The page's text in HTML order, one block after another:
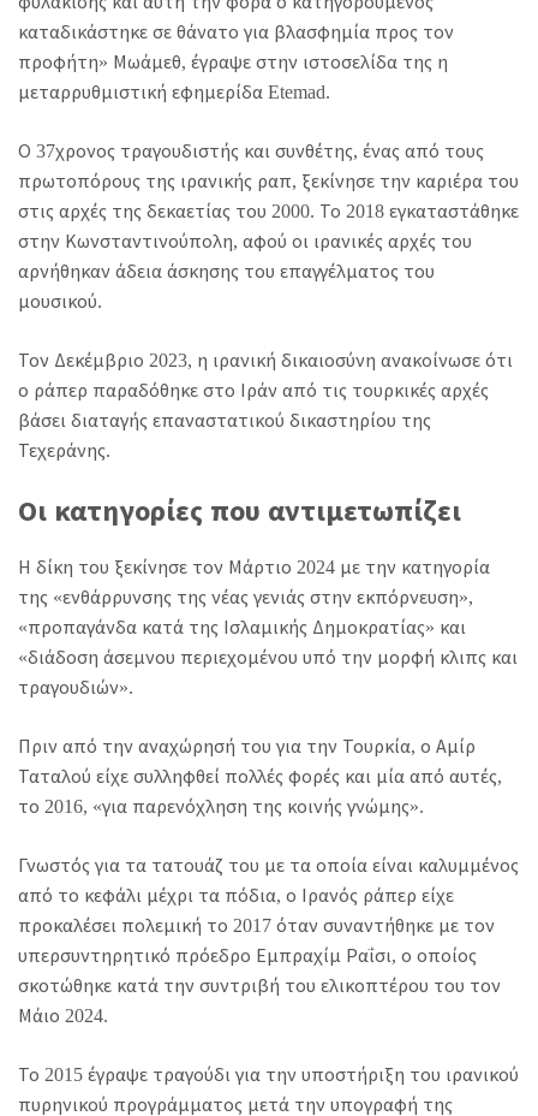
καταδικάστηκε σε θάνατο για βλασφημία προς τον
προφήτη» Μωάμεθ, έγραψε στην ιστοσελίδα της η
μεταρρυθμιστική εφημερίδα Etemad.
Ο 37χρονος τραγουδιστής και συνθέτης, ένας από τους
πρωτοπόρους της ιρανικής ραπ, ξεκίνησε την καριέρα του
στις αρχές της δεκαετίας του 2000. Το 2018 εγκαταστάθηκε
στην Κωνσταντινούπολη, αφού οι ιρανικές αρχές του
αρνήθηκαν άδεια άσκησης του επαγγέλματος του
μουσικού.
Τον Δεκέμβριο 2023, η ιρανική δικαιοσύνη ανακοίνωσε ότι
ο ράπερ παραδόθηκε στο Ιράν από τις τουρκικές αρχές
βάσει διαταγής επαναστατικού δικαστηρίου της
Τεχεράνης.
Οι κατηγορίες που αντιμετωπίζει
Η δίκη του ξεκίνησε τον Μάρτιο 2024 με την κατηγορία
της «ενθάρρυνσης της νέας γενιάς στην εκπόρνευση»,
«προπαγάνδα κατά της Ισλαμικής Δημοκρατίας» και
«διάδοση άσεμνου περιεχομένου υπό την μορφή κλιπς και
τραγουδιών».
Πριν από την αναχώρησή του για την Τουρκία, ο Αμίρ
Ταταλού είχε συλληφθεί πολλές φορές και μία από αυτές,
το 2016, «για παρενόχληση της κοινής γνώμης».
Γνωστός για τα τατουάζ του με τα οποία είναι καλυμμένος
από το κεφάλι μέχρι τα πόδια, ο Ιρανός ράπερ είχε
προκαλέσει πολεμική το 2017 όταν συναντήθηκε με τον
υπερσυντηρητικό πρόεδρο Εμπραχίμ Ραΐσι, ο οποίος
σκοτώθηκε κατά την συντριβή του ελικοπτέρου του τον
Μάιο 2024.
Το 2015 έγραψε τραγούδι για την υποστήριξη του ιρανικού
πυρηνικού προγράμματος μετά την υπογραφή της